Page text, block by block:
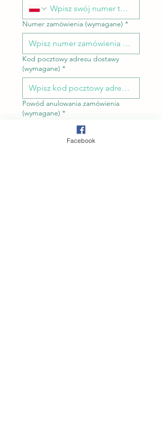
Numer zamówienia (wymagane) *
Kod pocztowy adresu dostawy
(wymagane) *
Powód anulowania zamówienia
(wymagane) *
Facebook